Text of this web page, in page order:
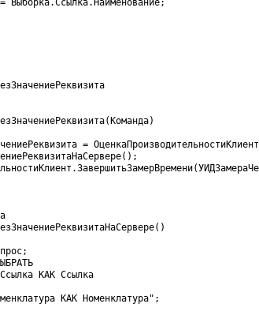
= Выборка.Ссылка.Наименование;
(Команда)
= ОценкаПроизводительностиКлиент
( ) ;
.ЗавершитьЗамерВремени(
( )
;
КАК Ссылка
КАК Номенклатура"
;